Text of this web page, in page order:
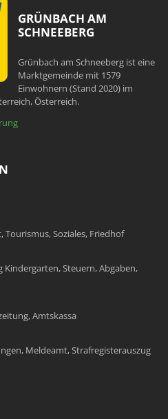
GRÜNBACH AM
SCHNEEBERG
Grünbach am Schneeberg ist eine
Marktgemeinde mit 1579
Einwohnern (Stand 2020) im
Österreich.
Soziales, Friedhof
Steuern, Abgaben,
Amtskassa
Meldeamt, Strafregisterauszug